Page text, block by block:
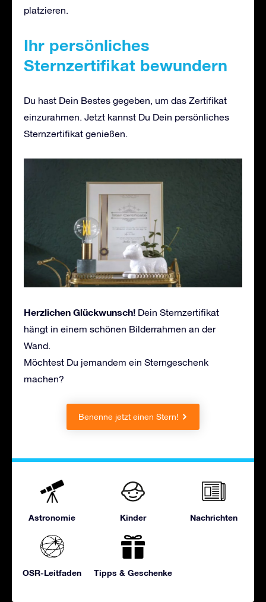
platzieren.
Ihr persönliches
Sternzertifikat bewundern
Du hast Dein Bestes gegeben, um das Zertifikat
einzurahmen. Jetzt kannst Du Dein persönliches
Sternzertifikat genießen.
Herzlichen Glückwunsch! Dein Sternzertifikat
hängt in einem schönen Bilderrahmen an der
Wand.
Möchtest Du jemandem ein Sterngeschenk
machen?
Benenne jetzt einen Stern!
Astronomie Kinder Nachrichten
OSR-Leitfaden Tipps & Geschenke